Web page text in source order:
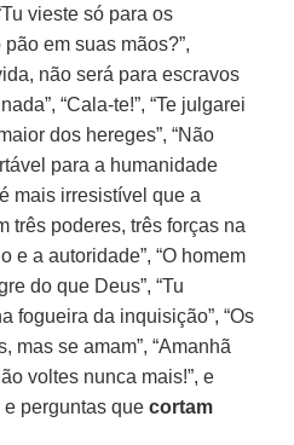
vieste só para os
pão em suas mãos?”,
não será para escravos
“Cala-te!”, “Te julgarei
dos hereges”, “Não
para a humanidade
mais irresistível que a
três poderes, três forças na
e a autoridade”, “O homem
do que Deus”, “Tu
fogueira da inquisição”, “Os
mas se amam”, “Amanhã
voltes nunca mais!”, e
perguntas que cortam